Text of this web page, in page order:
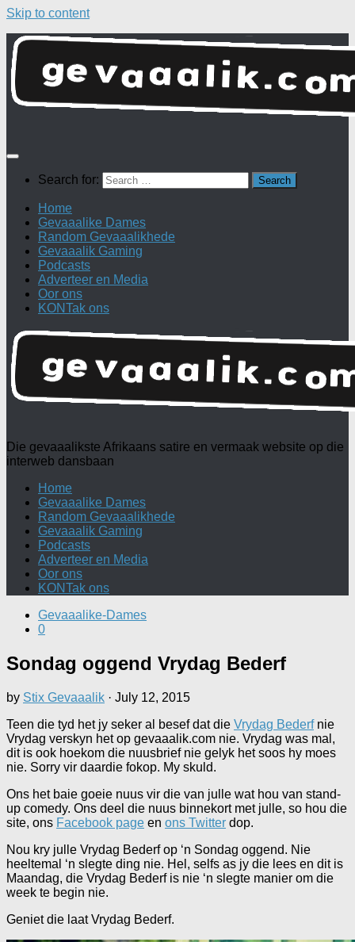
Skip to content
Search for:
Home
Gevaaalike Dames
Random Gevaaalikhede
Gevaaalik Gaming
Podcasts
Adverteer en Media
Oor ons
KONTak ons
Die gevaaalikste Afrikaans satire en vermaak website op die
interweb dansbaan
Home
Gevaaalike Dames
Random Gevaaalikhede
Gevaaalik Gaming
Podcasts
Adverteer en Media
Oor ons
KONTak ons
Gevaaalike-Dames
0
Sondag oggend Vrydag Bederf
by Stix Gevaaalik · July 12, 2015
Teen die tyd het jy seker al besef dat die Vrydag Bederfnie
Vrydag verskyn het op gevaaalik.com nie. Vrydag was mal,
dit is ook hoekom die nuusbrief nie gelyk het soos hy moes
nie. Sorry vir daardie fokop. My skuld.
Ons het baie goeie nuus vir die van julle wat hou van stand-
up comedy. Ons deel die nuus binnekort met julle, so hou die
site, ons Facebook page en ons Twitter dop.
Nou kry julle Vrydag Bederf op ‘n Sondag oggend. Nie
heeltemal ‘n slegte ding nie. Hel, selfs as jy die lees en dit is
Maandag, die Vrydag Bederf is nie ‘n slegte manier om die
week te begin nie.
Geniet die laat Vrydag Bederf.